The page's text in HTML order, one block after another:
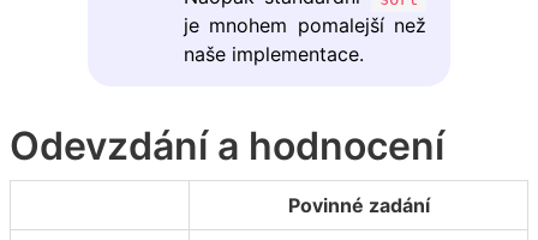
je mnohem pomalejší než
naše implementace.
Odevzdání a hodnocení
Povinné zadání